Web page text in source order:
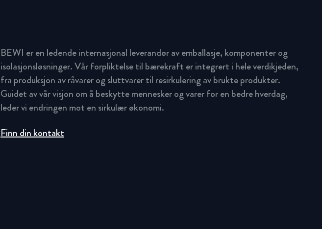
BEWI er en ledende internasjonal leverandør av emballasje, komponenter og
isolasjonsløsninger. Vår forpliktelse til bærekraft er integrert i hele verdikjeden,
fra produksjon av råvarer og sluttvarer til resirkulering av brukte produkter.
Guidet av vår visjon om å beskytte mennesker og varer for en bedre hverdag,
leder vi endringen mot en sirkulær økonomi.
Finn din kontakt